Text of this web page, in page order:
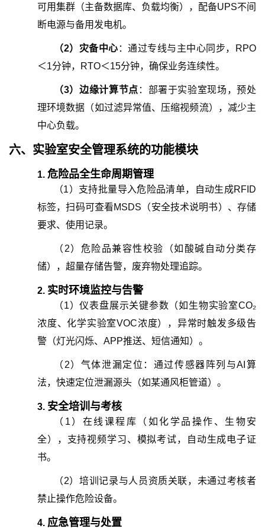
可用集群（主备数据库、负载均衡），配备UPS不间
断电源与备用发电机。
（2） 灾备中心 ：通过专线与主中心同步，RPO
＜1分钟，RTO＜15分钟，确保业务连续性。
（3） 边缘计算节点 ：部署于实验室现场，预处
理环境数据（如过滤异常值、压缩视频流），减少主
中心负载。
六、 实验室安全管理系统的功能模块
1. 危险品全生命周期管理
（1） 支持批量导入危险品清单，自动生成RFID
标签，扫码可查看MSDS（安全技术说明书）、存储
要求、使用记录。
（ 2） 危险品兼容性校验（如酸碱自动分类存
储），超量存储告警，废弃物处理追踪。
2. 实时环境监控与告警
（1）仪表盘展示关键参数（如生物实验室CO₂
浓度、化学实验室VOC浓度），异常时触发多级告
警（灯光闪烁、APP推送、短信通知）。
（ 2） 气体泄漏定位：通过传感器阵列与AI算
法，快速定位泄漏源头（如某通风柜管道）。
3. 安全培训与考核
（ 1 ） 在线课程库（如化学品操作、生物安
全），支持视频学习、模拟考试，自动生成电子证
书。
（2） 培训记录与人员资质关联，未通过考核者
禁止操作危险设备。
4. 应急管理与处置